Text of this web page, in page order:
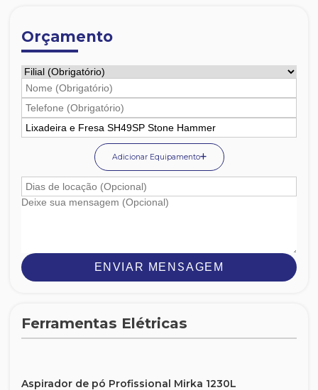
Orçamento
Adicionar Equipamento
ENVIAR MENSAGEM
Ferramentas Elétricas
Aspirador de pó Profissional Mirka 1230L